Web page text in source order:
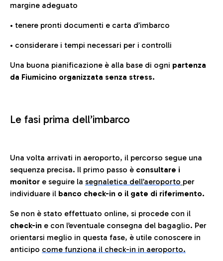
margine adeguato
• tenere pronti documenti e carta d’imbarco
• considerare i tempi necessari per i controlli
Una buona pianificazione è alla base di ogni partenza
da Fiumicino organizzata senza stress.
Le fasi prima dell’imbarco
Una volta arrivati in aeroporto, il percorso segue una
sequenza precisa. Il primo passo è consultare i
monitor e seguire la segnaletica dell’aeroporto per
individuare il banco check-in o il gate di riferimento.
Se non è stato effettuato online, si procede con il
check-in e con l’eventuale consegna del bagaglio. Per
orientarsi meglio in questa fase, è utile conoscere in
anticipo come funziona il check-in in aeroporto.